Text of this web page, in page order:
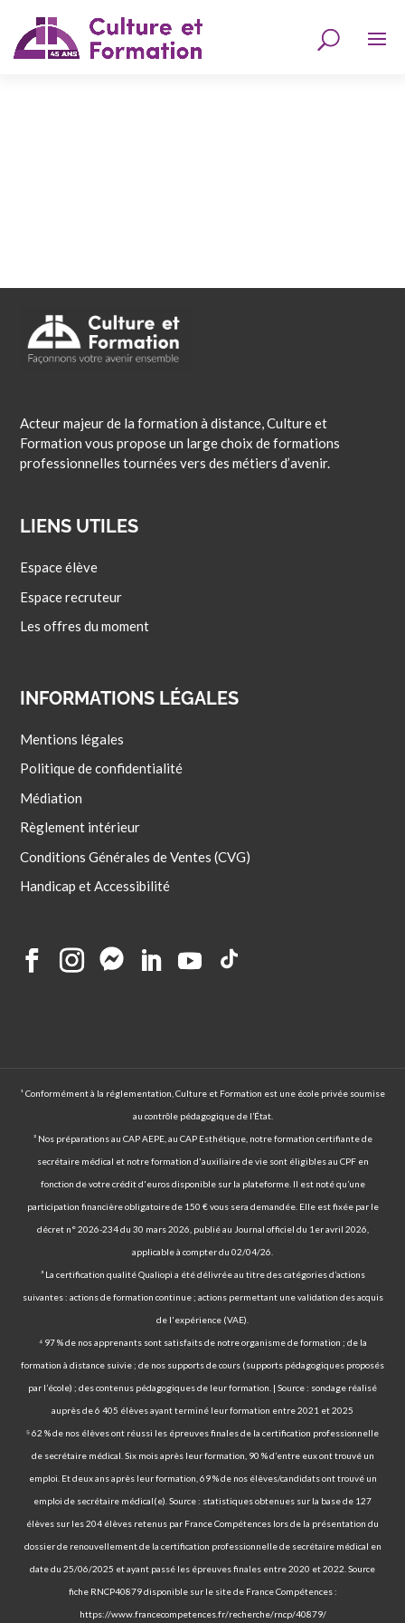
Acteur majeur de la formation à distance, Culture et
Formation vous propose un large choix de formations
professionnelles tournées vers des métiers d’avenir.
LIENS UTILES
Espace élève
Espace recruteur
Les offres du moment
INFORMATIONS LÉGALES
Mentions légales
Politique de confidentialité
Médiation
Règlement intérieur
Conditions Générales de Ventes (CVG)
Handicap et Accessibilité
¹ Conformément à la réglementation, Culture et Formation est une école privée soumise
au contrôle pédagogique de l’État.
² Nos préparations au CAP AEPE, au CAP Esthétique, notre formation certifiante de
secrétaire médical et notre formation d'auxiliaire de vie sont éligibles au CPF en
fonction de votre crédit d'euros disponible sur la plateforme. Il est noté qu’une
participation financière obligatoire de 150 € vous sera demandée. Elle est fixée par le
décret n° 2026-234 du 30 mars 2026, publié au Journal officiel du 1er avril 2026,
applicable à compter du 02/04/26.
³ La certification qualité Qualiopi a été délivrée au titre des catégories d’actions
suivantes : actions de formation continue ; actions permettant une validation des acquis
de l'expérience (VAE).
⁴ 97 % de nos apprenants sont satisfaits de notre organisme de formation ; de la
formation à distance suivie ; de nos supports de cours (supports pédagogiques proposés
par l’école) ; des contenus pédagogiques de leur formation. | Source : sondage réalisé
auprès de 6 405 élèves ayant terminé leur formation entre 2021 et 2025
⁵ 62 % de nos élèves ont réussi les épreuves finales de la certification professionnelle
de secrétaire médical. Six mois après leur formation, 90 % d’entre eux ont trouvé un
emploi. Et deux ans après leur formation, 69 % de nos élèves/candidats ont trouvé un
emploi de secrétaire médical(e). Source : statistiques obtenues sur la base de 127
élèves sur les 204 élèves retenus par France Compétences lors de la présentation du
dossier de renouvellement de la certification professionnelle de secrétaire médical en
date du 25/06/2025 et ayant passé les épreuves finales entre 2020 et 2022. Source
fiche RNCP40879 disponible sur le site de France Compétences :
https://www.francecompetences.fr/recherche/rncp/40879/